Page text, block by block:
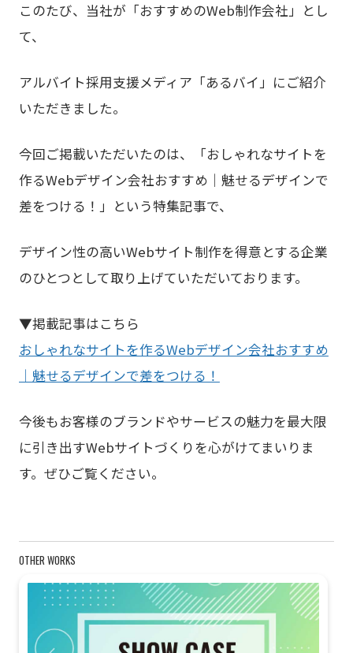
このたび、当社が「おすすめのWeb制作会社」とし
て、
アルバイト採用支援メディア「あるバイ」にご紹介
いただきました。
今回ご掲載いただいたのは、「おしゃれなサイトを
作るWebデザイン会社おすすめ｜魅せるデザインで
差をつける！」という特集記事で、
デザイン性の高いWebサイト制作を得意とする企業
のひとつとして取り上げていただいております。
▼掲載記事はこちら
おしゃれなサイトを作るWebデザイン会社おすすめ
｜魅せるデザインで差をつける！
今後もお客様のブランドやサービスの魅力を最大限
に引き出すWebサイトづくりを心がけてまいりま
す。ぜひご覧ください。
OTHER WORKS